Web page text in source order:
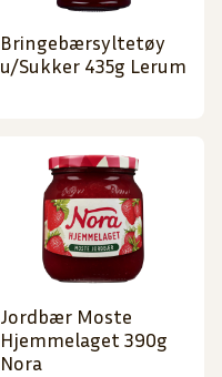
Bringebærsyltetøy
u/Sukker 435g Lerum
Jordbær Moste
Hjemmelaget 390g
Nora